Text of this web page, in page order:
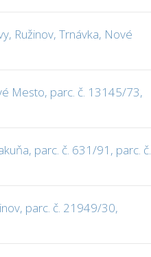
Ružinov, Trnávka, Nové
Mesto, parc. č. 13145/73,
parc. č. 631/91, parc. č.
parc. č. 21949/30,